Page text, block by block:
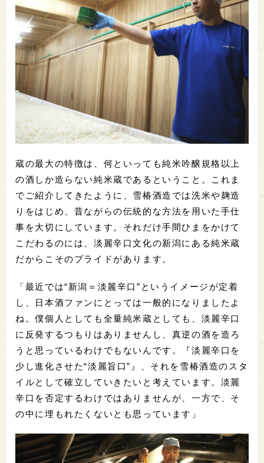
蔵の最大の特徴は、何といっても純米吟醸規格以上
の酒しか造らない純米蔵であるということ。これま
でご紹介してきたように、雪椿酒造では洗米や麹造
りをはじめ、昔ながらの伝統的な方法を用いた手仕
事を大切にしています。それだけ手間ひまをかけて
こだわるのには、淡麗辛口文化の新潟にある純米蔵
だからこそのプライドがあります。
「最近では“新潟＝淡麗辛口”というイメージが定着
し、日本酒ファンにとっては一般的になりましたよ
ね。僕個人としても全量純米蔵としても、淡麗辛口
に反発するつもりはありませんし、真逆の酒を造ろ
うと思っているわけでもないんです。『淡麗辛口を
少し進化させた“淡麗旨口”』、それを雪椿酒造のスタ
イルとして確立していきたいと考えています。淡麗
辛口を否定するわけではありませんが、一方で、そ
の中に埋もれたくないとも思っています」